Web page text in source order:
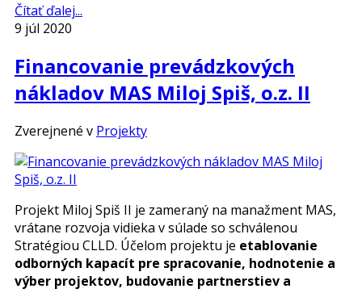
Čítať ďalej...
9 júl 2020
Financovanie prevádzkových
nákladov MAS Miloj Spiš, o.z. II
Zverejnené v Projekty
Projekt Miloj Spiš II je zameraný na manažment MAS,
vrátane rozvoja vidieka v súlade so schválenou
Stratégiou CLLD. Účelom projektu je etablovanie
odborných kapacít pre spracovanie, hodnotenie a
výber projektov, budovanie partnerstiev a